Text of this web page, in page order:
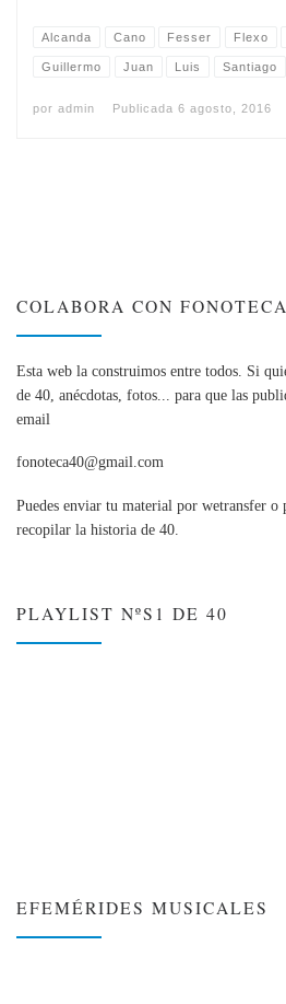
Alcanda Cano Fesser Flexo
Guillermo Juan Luis Santiago
por admin Publicada 6 agosto, 2016
COLABORA CON
Esta web la construimos entre todos. Si
de 40, anécdotas, fotos... para que las
email
fonoteca40@gmail.com
Puedes enviar tu material por wetransfer o
recopilar la historia de 40.
PLAYLIST NºS1 DE 40
EFEMÉRIDES MUSICALES